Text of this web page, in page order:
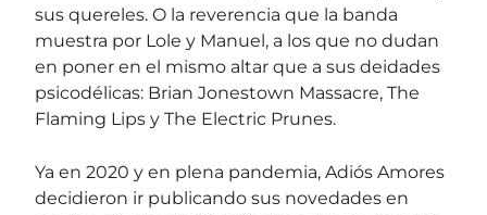
sus quereles. O la reverencia que la banda
muestra por Lole y Manuel, a los que no dudan
en poner en el mismo altar que a sus deidades
psicodélicas: Brian Jonestown Massacre, The
Flaming Lips y The Electric Prunes.
Ya en 2020 y en plena pandemia, Adiós Amores
decidieron ir publicando sus novedades en